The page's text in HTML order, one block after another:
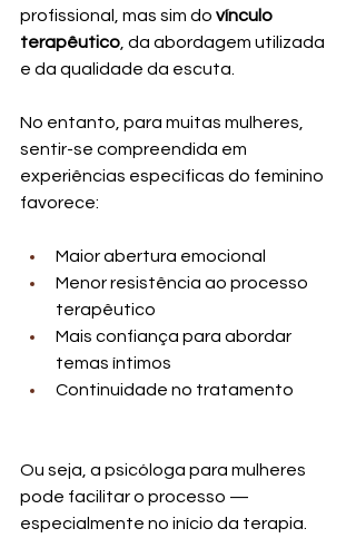
profissional, mas sim do vínculo
terapêutico, da abordagem utilizada
e da qualidade da escuta.
No entanto, para muitas mulheres,
sentir-se compreendida em
experiências específicas do feminino
favorece:
Maior abertura emocional
Menor resistência ao processo
terapêutico
Mais confiança para abordar
temas íntimos
Continuidade no tratamento
Ou seja, a psicóloga para mulheres
pode facilitar o processo —
especialmente no início da terapia.